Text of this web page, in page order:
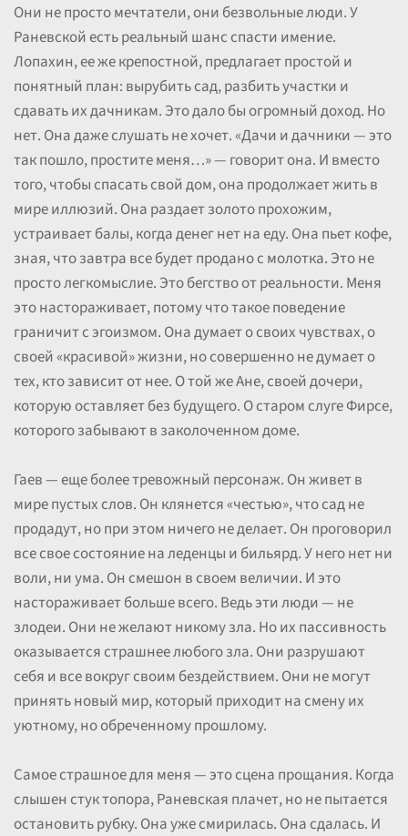
Они не просто мечтатели, они безвольные люди. У
Раневской есть реальный шанс спасти имение.
Лопахин, ее же крепостной, предлагает простой и
понятный план: вырубить сад, разбить участки и
сдавать их дачникам. Это дало бы огромный доход. Но
нет. Она даже слушать не хочет. «Дачи и дачники — это
так пошло, простите меня…» — говорит она. И вместо
того, чтобы спасать свой дом, она продолжает жить в
мире иллюзий. Она раздает золото прохожим,
устраивает балы, когда денег нет на еду. Она пьет кофе,
зная, что завтра все будет продано с молотка. Это не
просто легкомыслие. Это бегство от реальности. Меня
это настораживает, потому что такое поведение
граничит с эгоизмом. Она думает о своих чувствах, о
своей «красивой» жизни, но совершенно не думает о
тех, кто зависит от нее. О той же Ане, своей дочери,
которую оставляет без будущего. О старом слуге Фирсе,
которого забывают в заколоченном доме.
Гаев — еще более тревожный персонаж. Он живет в
мире пустых слов. Он клянется «честью», что сад не
продадут, но при этом ничего не делает. Он проговорил
все свое состояние на леденцы и бильярд. У него нет ни
воли, ни ума. Он смешон в своем величии. И это
настораживает больше всего. Ведь эти люди — не
злодеи. Они не желают никому зла. Но их пассивность
оказывается страшнее любого зла. Они разрушают
себя и все вокруг своим бездействием. Они не могут
принять новый мир, который приходит на смену их
уютному, но обреченному прошлому.
Самое страшное для меня — это сцена прощания. Когда
слышен стук топора, Раневская плачет, но не пытается
остановить рубку. Она уже смирилась. Она сдалась. И